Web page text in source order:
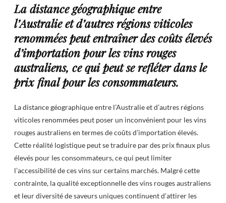
La distance géographique entre
l’Australie et d’autres régions viticoles
renommées peut entraîner des coûts élevés
d’importation pour les vins rouges
australiens, ce qui peut se refléter dans le
prix final pour les consommateurs.
La distance géographique entre l’Australie et d’autres régions
viticoles renommées peut poser un inconvénient pour les vins
rouges australiens en termes de coûts d’importation élevés.
Cette réalité logistique peut se traduire par des prix finaux plus
élevés pour les consommateurs, ce qui peut limiter
l’accessibilité de ces vins sur certains marchés. Malgré cette
contrainte, la qualité exceptionnelle des vins rouges australiens
et leur diversité de saveurs uniques continuent d’attirer les